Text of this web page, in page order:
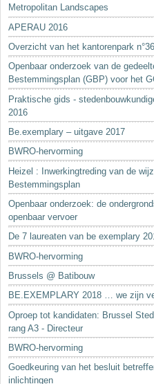
Metropolitan Landscapes
APERAU 2016
Overzicht van het kantorenpark n°36
Openbaar onderzoek van de
Bestemmingsplan (GBP) voor het
Praktische gids -
2016
Be.exemplary – uitgave 2017
BWRO-hervorming
Heizel : Inwerkingtreding van de
Bestemmingsplan
Openbaar onderzoek: de
openbaar vervoer
De 7 laureaten van be exemplary
BWRO-hervorming
Brussels @ Batibouw
BE.EXEMPLARY 2018 … we zijn
Oproep tot kandidaten: Brussel
rang A3 - Directeur
BWRO-hervorming
Goedkeuring van het besluit
inlichtingen